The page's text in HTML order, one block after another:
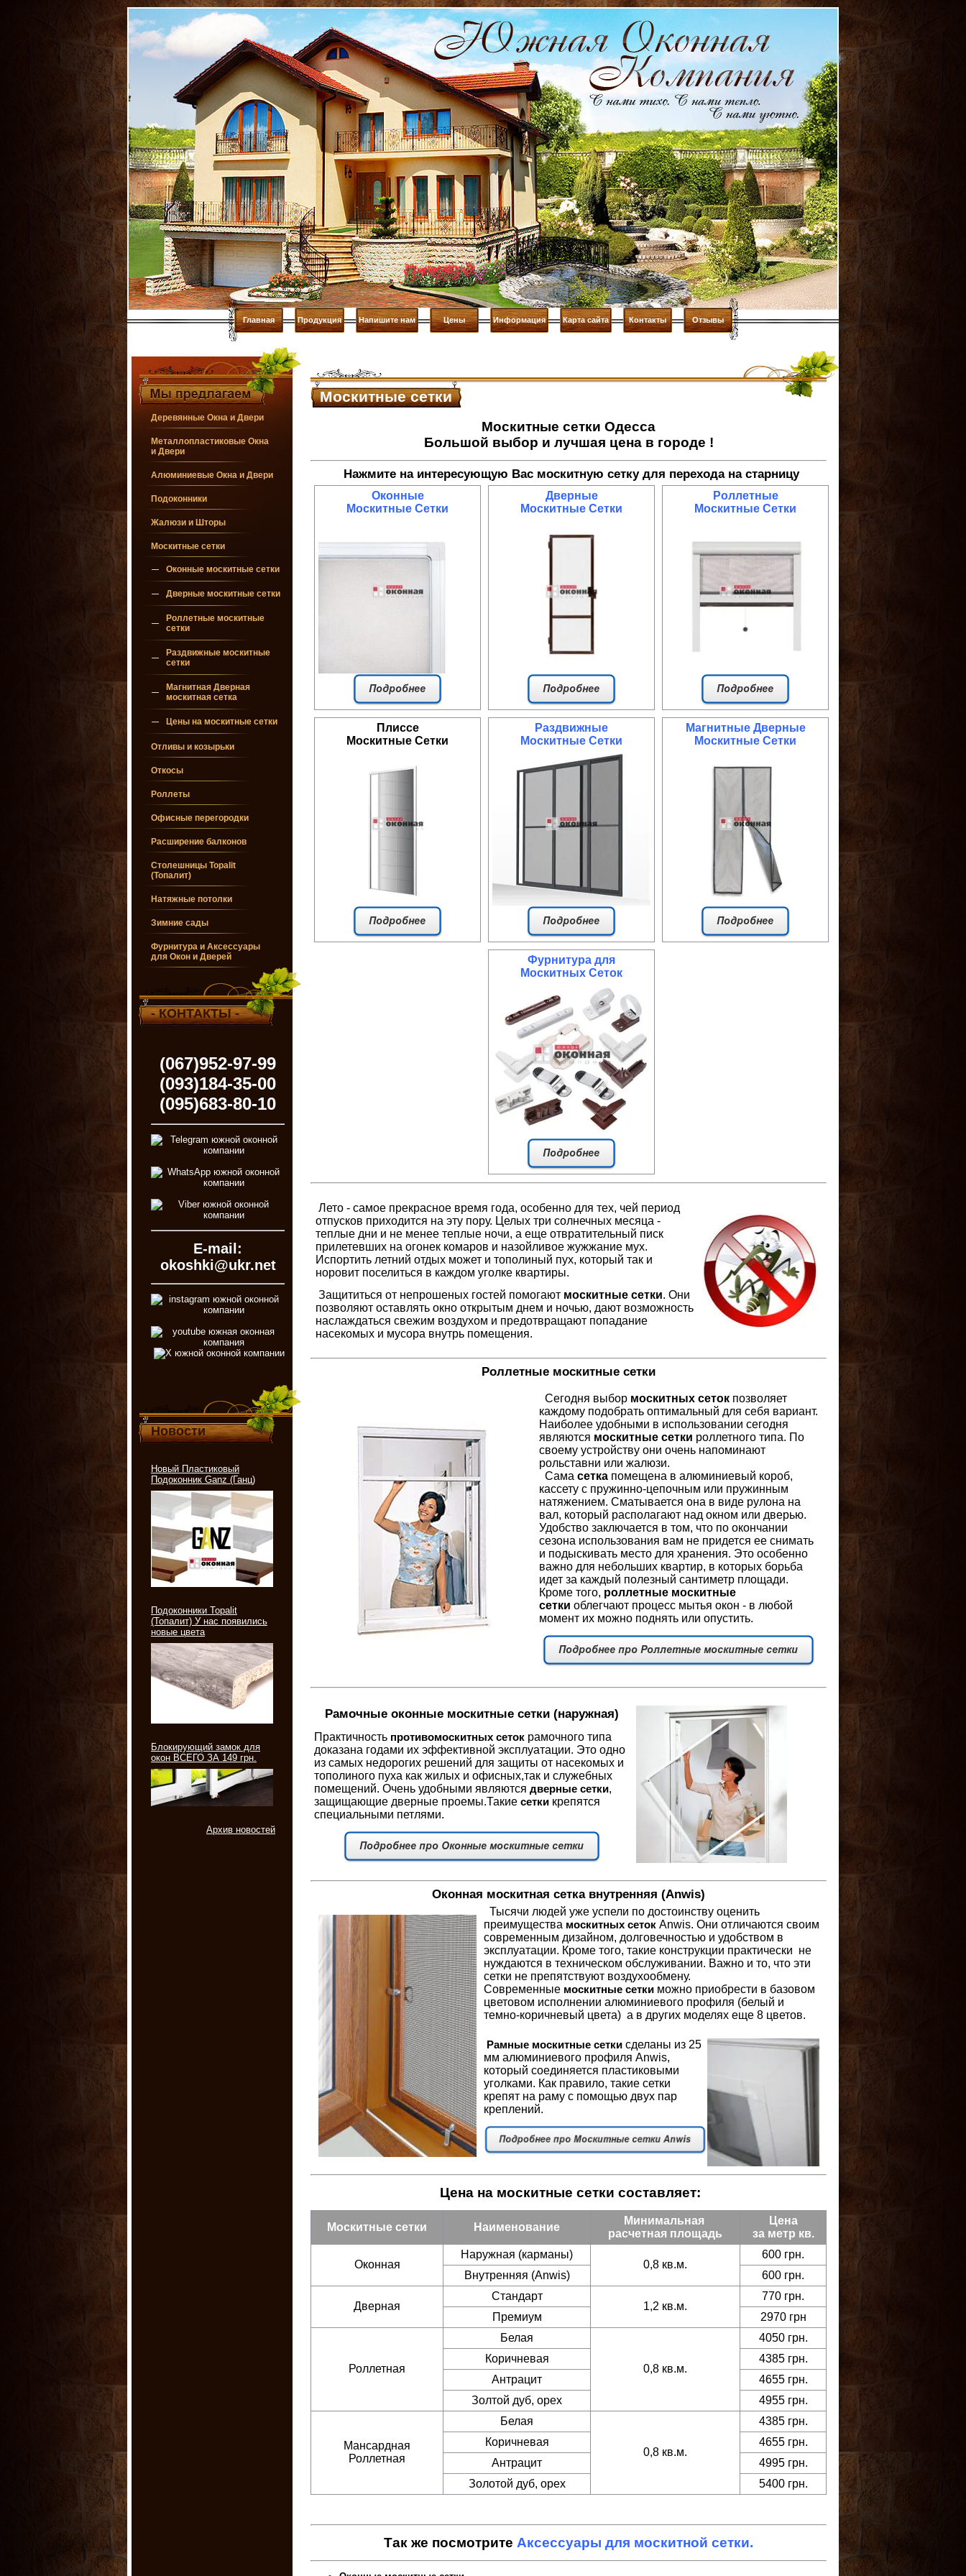
Главная Продукция Напишите нам Цены Информация Карта сайта Контакты Отзывы
Деревянные Окна и Двери
Металлопластиковые Окна
и Двери
Алюминиевые Окна и Двери
Подоконники
Жалюзи и Шторы
Москитные сетки
Оконные москитные сетки
Дверные москитные сетки
Роллетные москитные
сетки
Раздвижные москитные
сетки
Магнитная Дверная
москитная сетка
Цены на москитные сетки
Отливы и козырьки
Откосы
Роллеты
Офисные перегородки
Расширение балконов
Столешницы Topalit
(Топалит)
Натяжные потолки
Зимние сады
Фурнитура и Аксессуары
для Окон и Дверей
- КОНТАКТЫ -
(067)952-97-99
(093)184-35-00
(095)683-80-10
E-mail:
okoshki@ukr.net
Новости
Новый Пластиковый
Подоконник Ganz (Ганц)
Подоконники Topalit
(Топалит) У нас появились
новые цвета
Блокирующий замок для
окон ВСЕГО ЗА 149 грн.
Архив новостей
Москитные сетки
Москитные сетки Одесса
Большой выбор и лучшая цена в городе !
Нажмите на интересующую Вас москитную сетку для перехода на старницу
Оконные
Москитные Сетки
Дверные
Москитные Сетки
Роллетные
Москитные Сетки
Плиссе
Москитные Сетки
Раздвижные
Москитные Сетки
Магнитные Дверные
Москитные Сетки
Фурнитура для
Москитных Сеток
Лето - самое прекрасное время года, особенно для тех, чей период
отпусков приходится на эту пору. Целых три солнечных месяца -
теплые дни и не менее теплые ночи, а еще отвратительный писк
прилетевших на огонек комаров и назойливое жужжание мух.
Испортить летний отдых может и тополиный пух, который так и
норовит поселиться в каждом уголке квартиры.
Защититься от непрошеных гостей помогают москитные сетки. Они
позволяют оставлять окно открытым днем и ночью, дают возможность
наслаждаться свежим воздухом и предотвращают попадание
насекомых и мусора внутрь помещения.
Роллетные москитные сетки
Сегодня выбор москитных сетокпозволяет
каждому подобрать оптимальный для себя вариант.
Наиболее удобными в использовании сегодня
являются москитные сетки роллетного типа. По
своему устройству они очень напоминают
рольставни или жалюзи.
Сама сеткапомещена в алюминиевый короб,
кассету с пружинно-цепочным или пружинным
натяжением. Сматывается она в виде рулона на
вал, который располагают над окном или дверью.
Удобство заключается в том, что по окончании
сезона использования вам не придется ее снимать
и подыскивать место для хранения. Это особенно
важно для небольших квартир, в которых борьба
идет за каждый полезный сантиметр площади.
Кроме того, роллетные москитные
сетки облегчают процесс мытья окон - в любой
момент их можно поднять или опустить.
Рамочные оконные москитные сетки (наружная)
Практичность противомоскитных сеток рамочного типа
доказана годами их эффективной эксплуатации. Это одно
из самых недорогих решений для защиты от насекомых и
тополиного пуха как жилых и офисных,так и служебных
помещений. Очень удобными являются дверные сетки,
защищающие дверные проемы.Такие сетки крепятся
специальными петлями.
Оконная москитная сетка внутренняя (Anwis)
Тысячи людей уже успели по достоинству оценить
преимущества москитных сетокAnwis. Они отличаются своим
современным дизайном, долговечностью и удобством в
эксплуатации. Кроме того, такие конструкции практически не
нуждаются в техническом обслуживании. Важно и то, что эти
сетки не препятствуют воздухообмену.
Современные москитные сеткиможно приобрести в базовом
цветовом исполнении алюминиевого профиля (белый и
темно-коричневый цвета) а в других моделях еще 8 цветов.
Рамные москитные сеткисделаны из 25
мм алюминиевого профиля Anwis,
который соединяется пластиковыми
уголками. Как правило, такие сетки
крепят на раму с помощью двух пар
креплений.
Цена на москитные сетки составляет:
Москитные сетки Наименование
Минимальная
расчетная площадь
Цена
за метр кв.
Оконная
Наружная (карманы)
0,8 кв.м.
600 грн.
Внутренняя (Anwis)
600 грн.
Дверная
Стандарт
1,2 кв.м.
770 грн.
Премиум
2970 грн
Роллетная
Белая
0,8 кв.м.
4050 грн.
Коричневая
4385 грн.
Антрацит
4655 грн.
Золтой дуб, орех
4955 грн.
Мансардная
Роллетная
Белая
0,8 кв.м.
4385 грн.
Коричневая
4655 грн.
Антрацит
4995 грн.
Золотой дуб, орех
5400 грн.
Так же посмотрите Аксессуары для москитной сетки.